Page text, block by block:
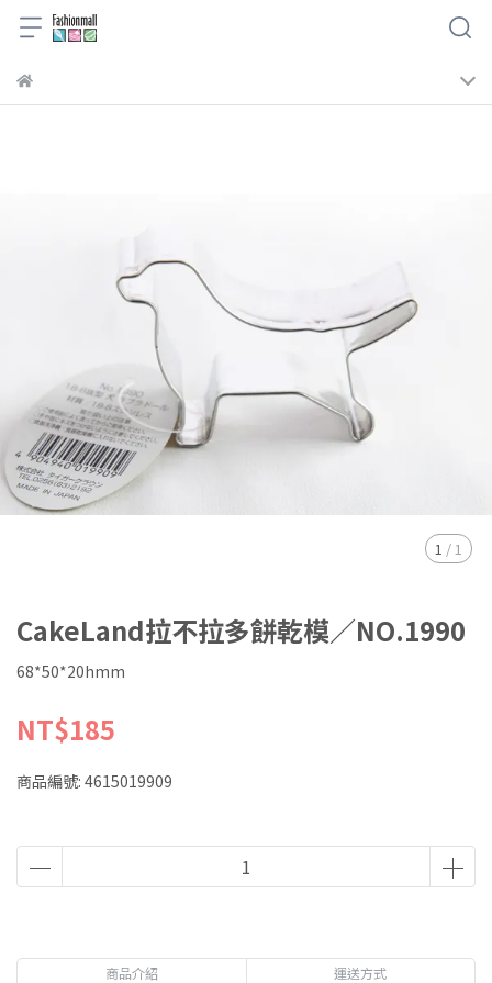
1 / 1
CakeLand拉不拉多餅乾模／NO.1990
68*50*20hmm
NT$185
商品編號: 4615019909
商品介紹 運送方式